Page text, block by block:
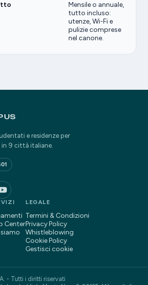
Mensile o annuale,
tutto incluso:
utenze, Wi-Fi e
pulizie comprese
nel canone.
e residenze per
9 città italiane.
Center
LEGALE
Termini & Condizioni
Privacy Policy
Whistleblowing
Cookie Policy
Gestisci cookie
- Tutti i diritti riservati